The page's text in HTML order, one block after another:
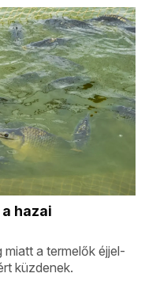
hazai
a termelők éjjel-
küzdenek.